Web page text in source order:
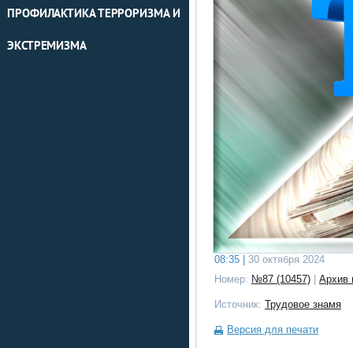
ПРОФИЛАКТИКА ТЕРРОРИЗМА И
ЭКСТРЕМИЗМА
08:35 |
30 октября 2024
Номер: №87 (10457) Архив
Источник: Трудовое знамя
Версия для печати